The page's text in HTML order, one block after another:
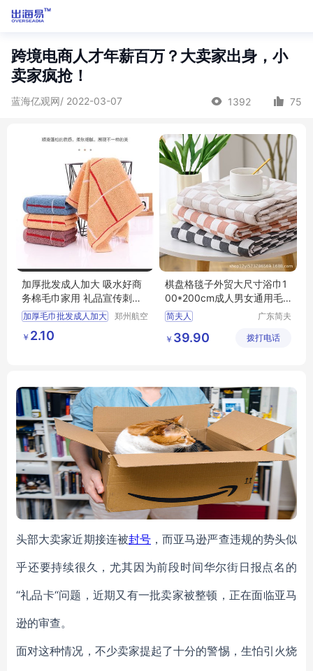
跨境电商人才年薪百万？大卖家出身，小
卖家疯抢！
蓝海亿观网/ 2022-03-07 1392 75
加厚批发成人加大 吸水好商
务棉毛巾家用 礼品宣传刺绣l
ogo
加厚毛巾批发成人加大
吸水好商务棉毛巾家用
礼品宣传刺绣logo
郑州航空
￥ 2.10
棋盘格毯子外贸大尺寸浴巾1
00*200cm成人男女通用毛
巾毯
简夫人
广东简夫
限公司
￥ 39.90 拨打电话
头部大卖家近期接连被封号 ，而亚马逊严查违规的势头似
乎还要持续很久，尤其因为前段时间华尔街日报点名的
“礼品卡“问题，近期又有一批卖家被整顿，正在面临亚马
逊的审查。
面对这种情况，不少卖家提起了十分的警惕，生怕引火烧